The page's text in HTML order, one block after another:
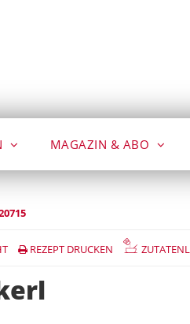
MAGAZIN & ABO
REZEPT DRUCKEN